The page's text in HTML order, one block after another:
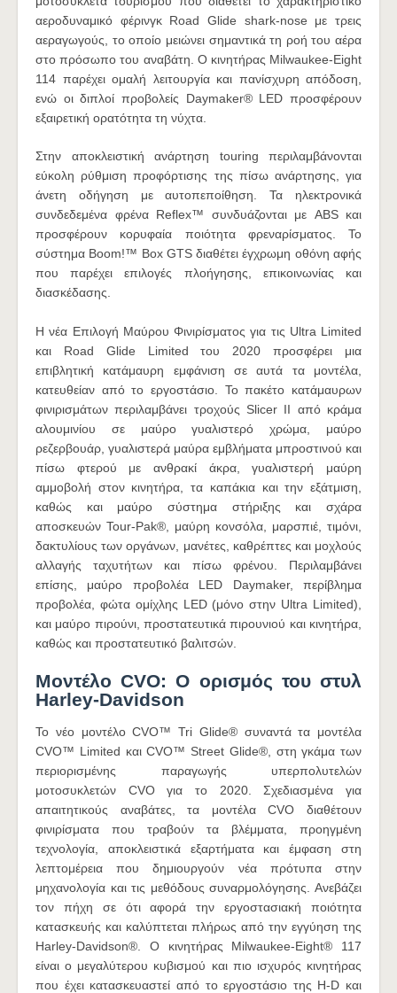
αεροδυναμικό φέρινγκ Road Glide shark-nose με τρεις
αεραγωγούς, το οποίο μειώνει σημαντικά τη ροή του αέρα
στο πρόσωπο του αναβάτη. Ο κινητήρας Milwaukee-Eight
114 παρέχει ομαλή λειτουργία και πανίσχυρη απόδοση,
ενώ οι διπλοί προβολείς Daymaker® LED προσφέρουν
εξαιρετική ορατότητα τη νύχτα.
Στην αποκλειστική ανάρτηση touring περιλαμβάνονται
εύκολη ρύθμιση προφόρτισης της πίσω ανάρτησης, για
άνετη οδήγηση με αυτοπεποίθηση. Τα ηλεκτρονικά
συνδεδεμένα φρένα Reflex™ συνδυάζονται με ABS και
προσφέρουν κορυφαία ποιότητα φρεναρίσματος. Το
σύστημα Boom!™ Box GTS διαθέτει έγχρωμη οθόνη αφής
που παρέχει επιλογές πλοήγησης, επικοινωνίας και
διασκέδασης.
Η νέα Επιλογή Μαύρου Φινιρίσματος για τις Ultra Limited
και Road Glide Limited του 2020 προσφέρει μια
επιβλητική κατάμαυρη εμφάνιση σε αυτά τα μοντέλα,
κατευθείαν από το εργοστάσιο. Το πακέτο κατάμαυρων
φινιρισμάτων περιλαμβάνει τροχούς Slicer II από κράμα
αλουμινίου σε μαύρο γυαλιστερό χρώμα, μαύρο
ρεζερβουάρ, γυαλιστερά μαύρα εμβλήματα μπροστινού και
πίσω φτερού με ανθρακί άκρα, γυαλιστερή μαύρη
αμμοβολή στον κινητήρα, τα καπάκια και την εξάτμιση,
καθώς και μαύρο σύστημα στήριξης και σχάρα
αποσκευών Tour-Pak®, μαύρη κονσόλα, μαρσπιέ, τιμόνι,
δακτυλίους των οργάνων, μανέτες, καθρέπτες και μοχλούς
αλλαγής ταχυτήτων και πίσω φρένου. Περιλαμβάνει
επίσης, μαύρο προβολέα LED Daymaker, περίβλημα
προβολέα, φώτα ομίχλης LED (μόνο στην Ultra Limited),
και μαύρο πιρούνι, προστατευτικά πιρουνιού και κινητήρα,
καθώς και προστατευτικό βαλιτσών.
Μοντέλο CVO: Ο ορισμός του στυλ
Harley-Davidson
Το νέο μοντέλο CVO™ Tri Glide® συναντά τα μοντέλα
CVO™ Limited και CVO™ Street Glide®, στη γκάμα των
περιορισμένης παραγωγής υπερπολυτελών
μοτοσυκλετών CVO για το 2020. Σχεδιασμένα για
απαιτητικούς αναβάτες, τα μοντέλα CVO διαθέτουν
φινιρίσματα που τραβούν τα βλέμματα, προηγμένη
τεχνολογία, αποκλειστικά εξαρτήματα και έμφαση στη
λεπτομέρεια που δημιουργούν νέα πρότυπα στην
μηχανολογία και τις μεθόδους συναρμολόγησης. Ανεβάζει
τον πήχη σε ότι αφορά την εργοστασιακή ποιότητα
κατασκευής και καλύπτεται πλήρως από την εγγύηση της
Harley-Davidson®. Ο κινητήρας Milwaukee-Eight® 117
είναι ο μεγαλύτερου κυβισμού και πιο ισχυρός κινητήρας
που έχει κατασκευαστεί από το εργοστάσιο της H-D και